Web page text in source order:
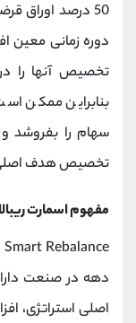
50 درصد اوراق
دوره زمانی معین
بنابراین ممکن
سهام را بفروشد
تخصیص هدف اصلی 50٪ - 50٪
مفهوم اسمارت
دهه در صنعت
اصلی استراتژی،